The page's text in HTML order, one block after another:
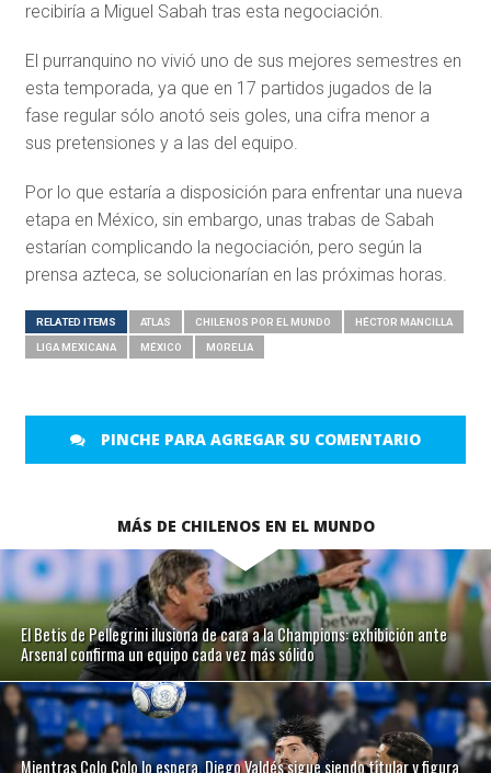
recibiría a Miguel Sabah tras esta negociación.
El purranquino no vivió uno de sus mejores semestres en
esta temporada, ya que en 17 partidos jugados de la
fase regular sólo anotó seis goles, una cifra menor a
sus pretensiones y a las del equipo.
Por lo que estaría a disposición para enfrentar una nueva
etapa en México, sin embargo, unas trabas de Sabah
estarían complicando la negociación, pero según la
prensa azteca, se solucionarían en las próximas horas.
RELATED ITEMS ATLAS CHILENOS POR EL MUNDO HÉCTOR MANCILLA
LIGA MEXICANA MÉXICO MORELIA
PINCHE PARA AGREGAR SU COMENTARIO
MÁS DE CHILENOS EN EL MUNDO
El Betis de Pellegrini ilusiona de cara a la Champions: exhibición ante
Arsenal confirma un equipo cada vez más sólido
Mientras Colo Colo lo espera, Diego Valdés sigue siendo titular y figura